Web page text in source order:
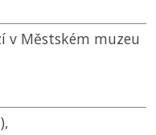
v Městském muzeu